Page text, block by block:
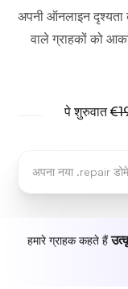
अपनी ऑनलाइन दृश्यता
वाले ग्राहकों को
पे शुरुवात
हमारे ग्राहक कहते हैं